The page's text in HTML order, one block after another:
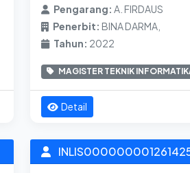
Pengarang: A. FIRDAUS
Penerbit: BINA DARMA,
Tahun: 2022
MAGISTER TEKNIK
Detail